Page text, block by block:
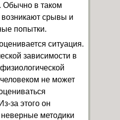
Обычно в таком
срывы и
попытки.
ситуация.
зависимости в
не может
за этого он
неверные методики